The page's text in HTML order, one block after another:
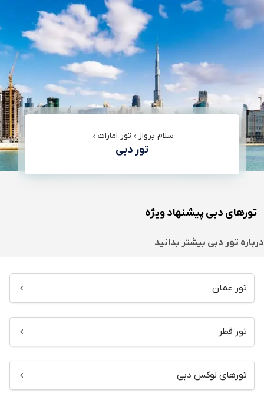
سلام پرواز تور امارات
تور دبی
تورهای دبی پیشنهاد ویژه
درباره تور دبی بیشتر بدانید
تور عمان
تور قطر
تورهای لوکس دبی